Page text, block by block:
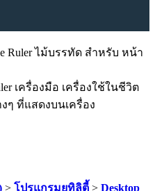
เครื่องมือ เครื่องใช้ในชีวิต
ๆ ที่แสดงบนเครื่อง
> โปรแกรมยูทิลิตี้ > Desktop